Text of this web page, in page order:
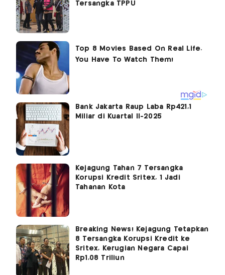
Tersangka TPPU
Bank Jakarta Raup Laba Rp421,1
Miliar di Kuartal II-2025
Kejagung Tahan 7 Tersangka
Korupsi Kredit Sritex, 1 Jadi
Tahanan Kota
Breaking News! Kejagung Tetapkan
8 Tersangka Korupsi Kredit ke
Sritex, Kerugian Negara Capai
Rp1,08 Triliun